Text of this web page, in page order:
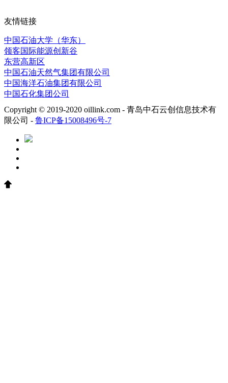
友情链接
中国石油大学（华东）
领客国际能源创新谷
东营高新区
中国石油天然气集团有限公司
中国海洋石油集团有限公司
中国石化集团公司
Copyright © 2019-2020 oillink.com - 青岛中石云创信息技术有
限公司 - 鲁ICP备15008496号-7